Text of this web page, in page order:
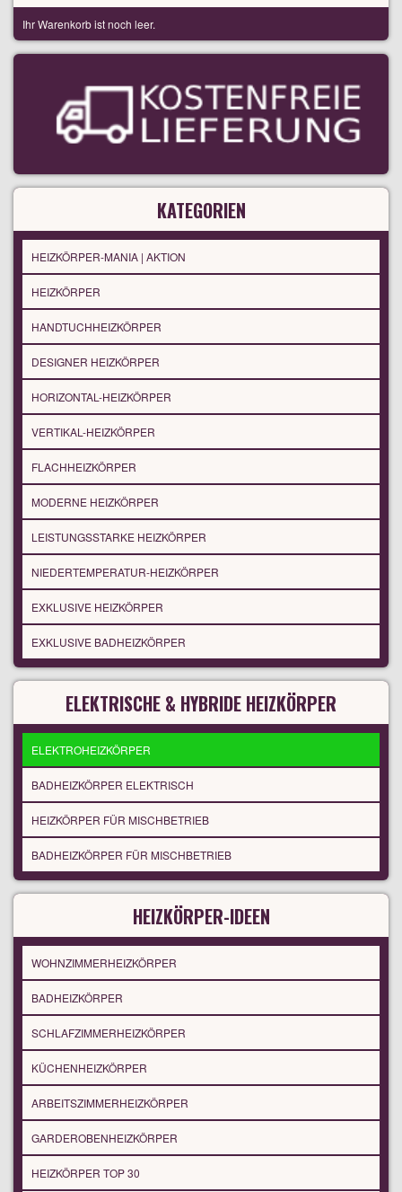
Ihr Warenkorb ist noch leer.
KATEGORIEN
HEIZKÖRPER-MANIA | AKTION
HEIZKÖRPER
HANDTUCHHEIZKÖRPER
DESIGNER HEIZKÖRPER
HORIZONTAL-HEIZKÖRPER
VERTIKAL-HEIZKÖRPER
FLACHHEIZKÖRPER
MODERNE HEIZKÖRPER
LEISTUNGSSTARKE HEIZKÖRPER
NIEDERTEMPERATUR-HEIZKÖRPER
EXKLUSIVE HEIZKÖRPER
EXKLUSIVE BADHEIZKÖRPER
ELEKTRISCHE & HYBRIDE HEIZKÖRPER
ELEKTROHEIZKÖRPER
BADHEIZKÖRPER ELEKTRISCH
HEIZKÖRPER FÜR MISCHBETRIEB
BADHEIZKÖRPER FÜR MISCHBETRIEB
HEIZKÖRPER-IDEEN
WOHNZIMMERHEIZKÖRPER
BADHEIZKÖRPER
SCHLAFZIMMERHEIZKÖRPER
KÜCHENHEIZKÖRPER
ARBEITSZIMMERHEIZKÖRPER
GARDEROBENHEIZKÖRPER
HEIZKÖRPER TOP 30